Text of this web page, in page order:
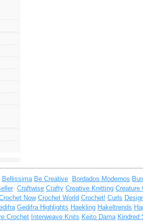
Bellissima Be Creative Bordados Modernos
Craftwise Crafty Creative Knitting Creature
Now Crochet World Crochet! Curls
Gedifra Highlights Haekling Hakeltrends
Crochet Interweave Knits Keito Dama Kindred